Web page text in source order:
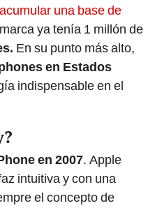
una base de
ya tenía 1 millón de
En su punto más alto,
en Estados
indispensable en el
en 2007. Apple
intuitiva y con una
el concepto de